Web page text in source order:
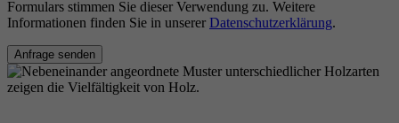
Formulars stimmen Sie dieser Verwendung zu. Weitere
Informationen finden Sie in unserer Datenschutzerklärung.
Anfrage senden